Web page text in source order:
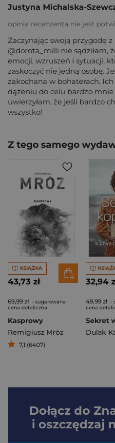
Justyna Michalska-
opinia recenzenta nie jest
Zaczynając swoją przygodę z
@dorota_milli nie sądziłam,
emocji, wzruszeń i sytuacji,
zaskoczyć nie jedną osobę.
zakochana w bohaterach.
dążeniu do celu bardzo mnie
uwierzyłam, że jeśli bardzo
wszystko!
Z tego samego
KSIĄŻKA
43,73 zł
69,99 zł - sugerowana
cena detaliczna
Kasprowy
Remigiusz Mróz
7,1 (6407)
32,94
49,99 zł -
cena
Sekret
Dulak
Dołącz do
i oszczędzaj